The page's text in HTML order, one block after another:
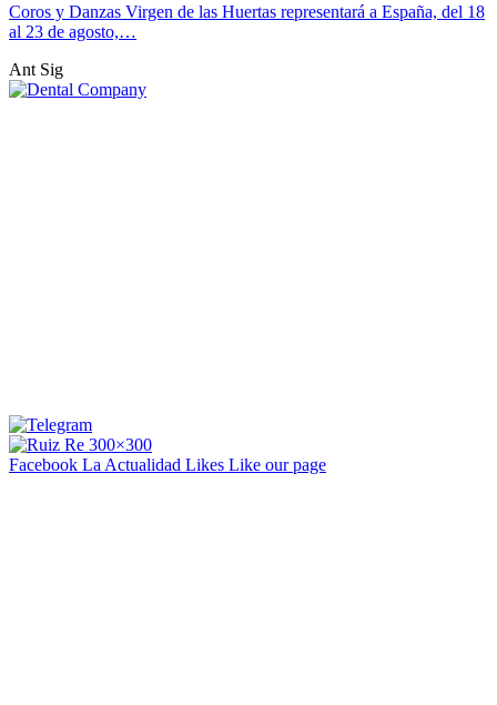
Coros y Danzas Virgen de las Huertas representará a España, del 18
al 23 de agosto,…
Ant Sig
Facebook La Actualidad Likes Like our page